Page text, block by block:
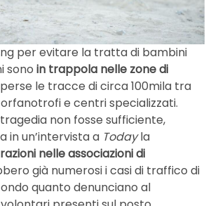
per evitare la tratta di bambini
sono in trappola nelle zone di
perse le tracce di circa 100mila tra
e centri specializzati.
non fosse sufficiente,
in un’intervista a Todayla
nelle associazioni di
già numerosi i casi di traffico di
quanto denunciano al